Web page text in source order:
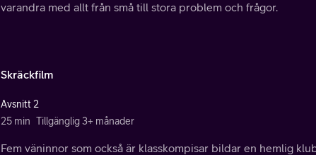
varandra med allt från små till stora problem och frågor.
Skräckfilm
Avsnitt 2
25 min Tillgänglig 3+ månader
Fem väninnor som också är klasskompisar bildar en hemlig